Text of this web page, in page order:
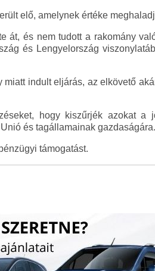
elő, amelynek értéke
át, és nem tudott a rakomány
és Lengyelország
indult eljárás, az elkövető
hogy kiszűrjék azokat a
és tagállamainak gazdaságára.
támogatást.